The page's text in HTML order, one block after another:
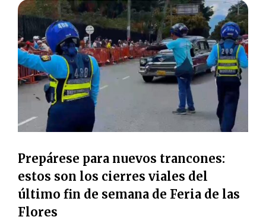
Prepárese para nuevos trancones:
estos son los cierres viales del
último fin de semana de Feria de las
Flores